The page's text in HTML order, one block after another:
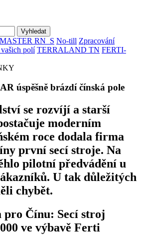
RN_S No-till Zpracování
polí TERRALAND TN FERTI-
úspěšně brázdí čínská pole
se rozvíjí a starší
moderním
roce dodala firma
první secí stroje. Na
pilotní předvádění u
U tak důležitých
chybět.
Čínu: Secí stroj
ve výbavě Ferti